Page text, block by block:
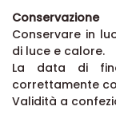
Conservazione
Conservare in
di luce e calore.
La data di
correttamente
Validità a